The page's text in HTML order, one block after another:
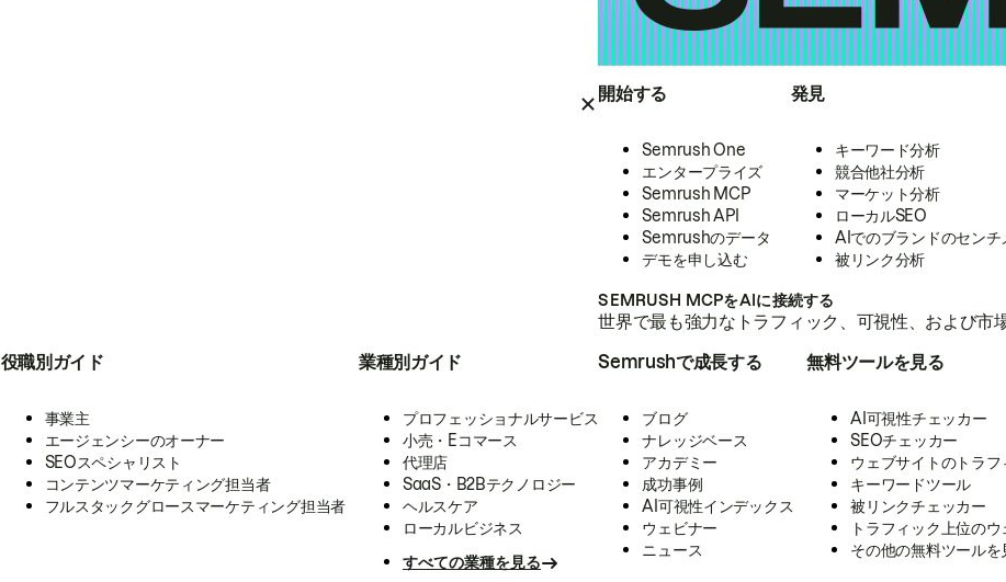
開始する
Semrush One
エンタープライズ
Semrush MCP
Semrush API
Semrushのデータ
デモを申し込む
発見
キーワード分析
競合他社分析
マーケット分析
ローカルSEO
AIでのブランドのセンチ
被リンク分析
SEMRUSH MCPをAIに接続する
世界で最も強力なトラフィック、可視性、および
役職別ガイド
事業主
エージェンシーのオーナー
SEOスペシャリスト
コンテンツマーケティング担当者
フルスタックグロースマーケティング担当者
業種別ガイド
プロフェッショナルサービス
小売・Eコマース
代理店
SaaS・B2Bテクノロジー
ヘルスケア
ローカルビジネス
すべての業種を見る
Semrushで成長する
ブログ
ナレッジベース
アカデミー
成功事例
AI可視性インデックス
ウェビナー
ニュース
無料ツールを見る
AI可視性チェッカー
SEOチェッカー
ウェブサイトのトラ
キーワードツール
被リンクチェッカー
トラフィック上位の
その他の無料ツールを